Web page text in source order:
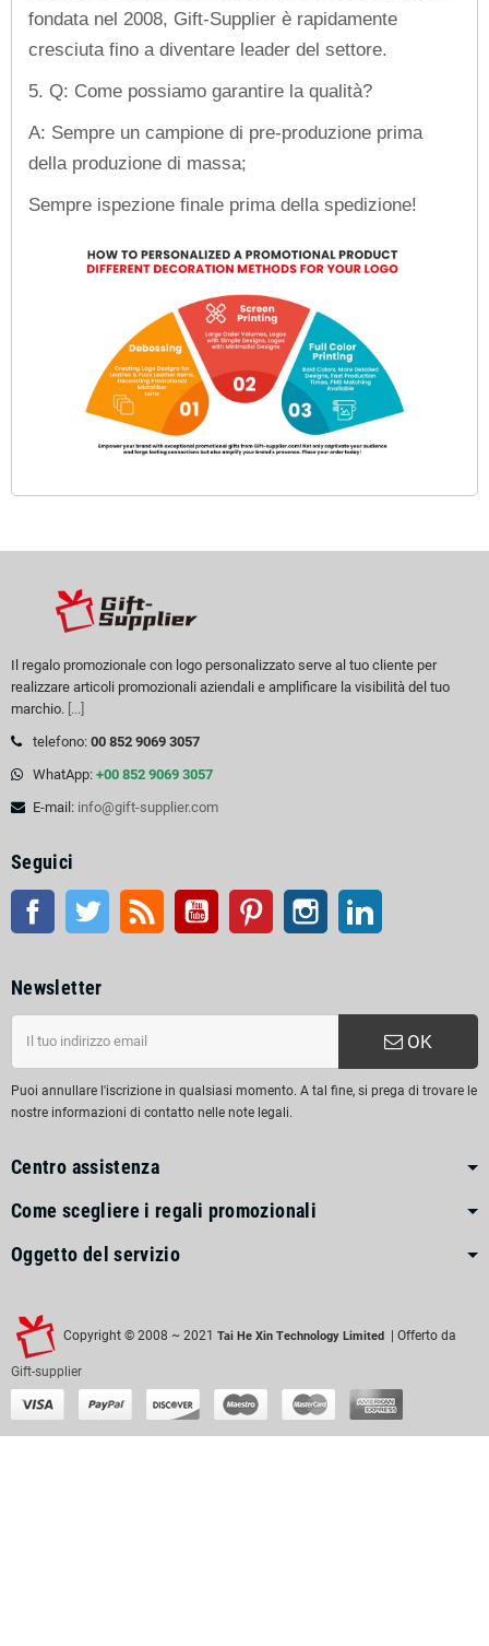
fondata nel 2008, Gift-Supplier è rapidamente
cresciuta fino a diventare leader del settore.
5. Q: Come possiamo garantire la qualità?
A: Sempre un campione di pre-produzione prima
della produzione di massa;
Sempre ispezione finale prima della spedizione!
Il regalo promozionale con logo personalizzato serve al tuo cliente per
realizzare articoli promozionali aziendali e amplificare la visibilità del tuo
marchio. [...]
telefono: 00 852 9069 3057
WhatApp: +00 852 9069 3057
E-mail: info@gift-supplier.com
Seguici
Facebook Twitter RSS Youtube Pinterest Instagram
Newsletter
OK
Puoi annullare l'iscrizione in qualsiasi momento. A tal fine, si prega di trovare le
nostre informazioni di contatto nelle note legali.
Centro assistenza
Come scegliere i regali promozionali
Oggetto del servizio
Copyright © 2008 ~ 2021 Tai He Xin Technology Limited | Offerto da
Gift-supplier